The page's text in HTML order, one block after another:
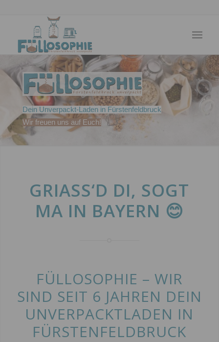
Dein Unverpackt-Laden in Fürstenfeldbruck
Wir freuen uns auf Euch!
GRIASS‘D DI, SOGT M
A IN BAYERN 😊
FÜLLOSOPHIE – WIR
SIND SEIT 6 JAHREN DEIN
UNVERPACKTLADEN IN
FÜRSTENFELDBRUCK